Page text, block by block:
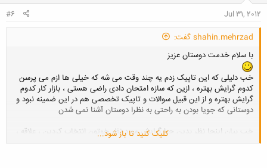
Jul 31, 2012
#6
shahin.mehrzad گفت:
با سلام خدمت دوستان عزیز
خب دلیلی که این تاپیک زدم یه چند وقت می شه که خیلی ها ازم می پرسن
کدوم گرایش بهتره ، ازین که سازه امتحان دادی راضی هستی ، بازار کار کدوم
گرایش بهتره و از این قبیل سوالات و تاپیک تخصصی هم در این ضمینه نبود و
دوستانی که جویا بودن به راحتی به نظرا دوستان آشنا نمی شدن
خب بیان اینجا نظر بدین چرا گرایش مورد نظر خوتون انتخاب کردین ، علاقه ،
بازار کار ، چون بقیه بیشتر اتخاب می کنن ، یا اسم قشنگ تری داره؟؟؟
کلیک کنید تا باز شود...